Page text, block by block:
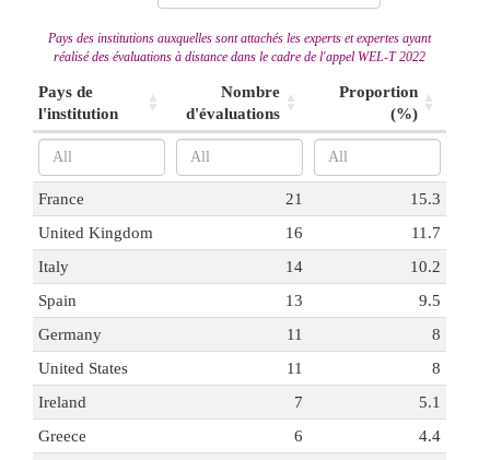
Pays des institutions auxquelles sont attachés les experts et expertes ayant
réalisé des évaluations à distance dans le cadre de l'appel WEL-T 2022
Pays de
l'institution
Nombre
d'évaluations
Proportion
(%)
France 21
15.3
United Kingdom
16
11.7
Italy
14
10.2
Spain
13
9.5
Germany
11
8
United States
11
8
Ireland
7
5.1
Greece
6
4.4